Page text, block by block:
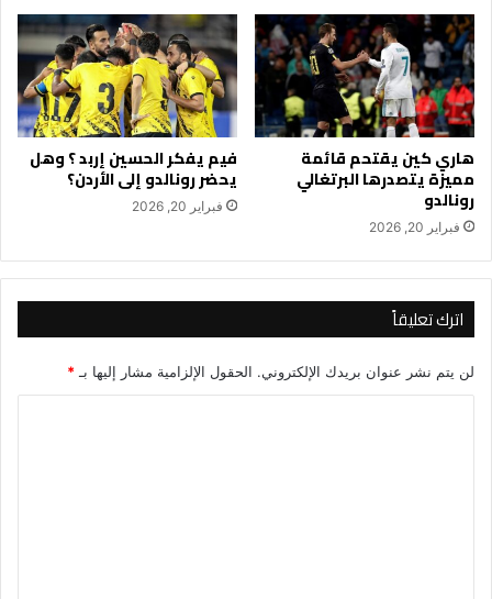
هاري كين يقتحم قائمة
مميزة يتصدرها البرتغالي
رونالدو
فبراير 20, 2026
فيم يفكر الحسين إربد ؟ وهل
يحضر رونالدو إلى الأردن؟
فبراير 20, 2026
اترك تعليقاً
لن يتم نشر عنوان بريدك الإلكتروني. الحقول الإلزامية مشار إليها بـ*